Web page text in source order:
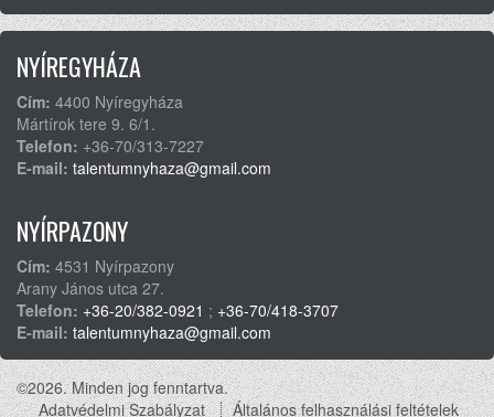
NYÍREGYHÁZA
Cím: 4400 Nyíregyháza
Mártírok tere 9. 6/1.
Telefon: +36-70/313-7227
E-mail: talentumnyhaza@gmail.com
NYÍRPAZONY
Cím: 4531 Nyírpazony
Arany János utca 27.
Telefon: +36-20/382-0921 ; +36-70/418-3707
E-mail: talentumnyhaza@gmail.com
©2026. Minden jog fenntartva.
Adatvédelmi Szabályzat Általános felhasználási feltételek